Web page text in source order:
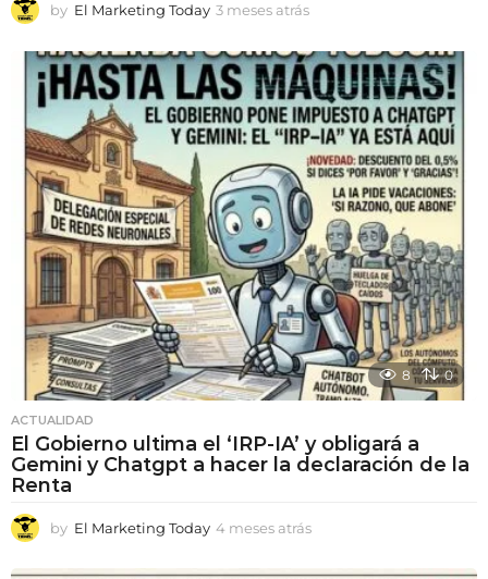
by El Marketing Today 3 meses atrás
e
s
e
s
a
t
r
á
s
8 0
ACTUALIDAD
El Gobierno ultima el ‘IRP-IA’ y obligará a
Gemini y Chatgpt a hacer la declaración de la
Renta
by El Marketing Today 4 meses atrás
e